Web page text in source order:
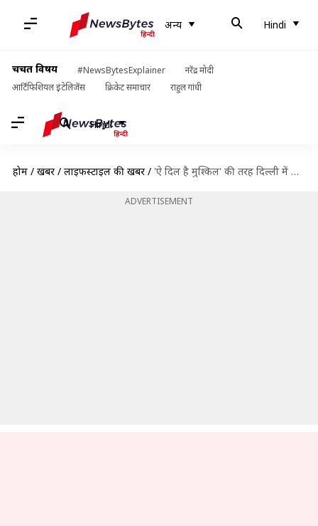
अन्य Hindi
चर्चित विषय #NewsBytesExplainer
नरेंद्र मोदी
आर्टिफिशियल इंटेलिजेंस
क्रिकेट समाचार राहुल गांधी
Hindi
होम / खबरें / लाइफस्टाइल की खबरें / 'ऐ दिल है मुश्किल' की तरह दिल्ली में भी है एक साइलेंट हेडफोन बार, जानिए
ADVERTISEMENT